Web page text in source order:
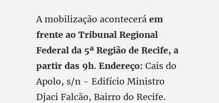
A mobilização acontecerá em
frente ao Tribunal Regional
Federal da 5ª Região de Recife, a
partir das 9h. Endereço: Cais do
Apolo, s/n - Edifício Ministro
Djaci Falcão, Bairro do Recife.